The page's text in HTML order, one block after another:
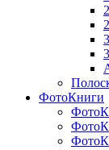
ФотоКниги